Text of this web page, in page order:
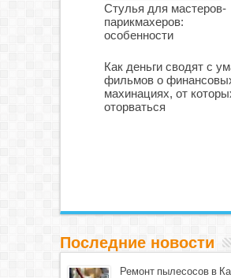
Стулья для мастеров-
парикмахеров:
особенности
Как деньги сводят с
фильмов о
махинациях, от
оторваться
Последние новости
Ремонт пылесосов в